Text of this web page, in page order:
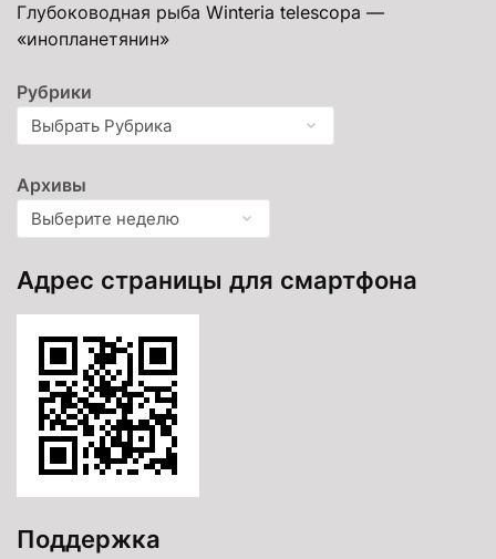
Глубоководная рыба Winteria telescopa —
«инопланетянин»
Рубрики
Архивы
Адрес страницы для смартфона
Поддержка